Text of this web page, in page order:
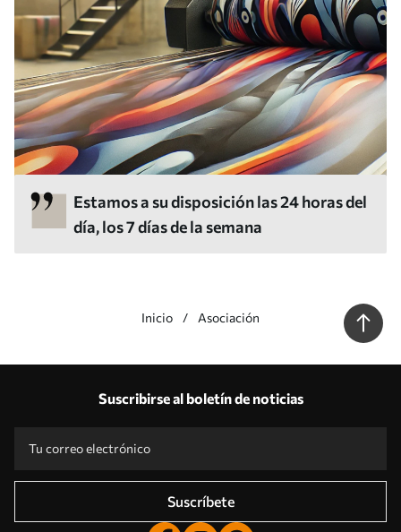
Estamos a su disposición las 24 horas del
día, los 7 días de la semana
Inicio Asociación
Suscribirse al boletín de noticias
Suscríbete